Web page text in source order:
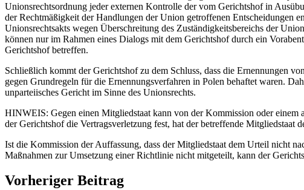
Unionsrechtsordnung jeder externen Kontrolle der vom Gerichtshof in
der Rechtmäßigkeit der Handlungen der Union getroffenen Entscheidungen
Unionsrechtsakts wegen Überschreitung des Zuständigkeitsbereichs der
können nur im Rahmen eines Dialogs mit dem Gerichtshof durch ein
Gerichtshof betreffen.
Schließlich kommt der Gerichtshof zu dem Schluss, dass die Ernennungen
gegen Grundregeln für die Ernennungsverfahren in Polen behaftet waren.
unparteiisches Gericht im Sinne des Unionsrechts.
HINWEIS: Gegen einen Mitgliedstaat kann von der Kommission oder einem
der Gerichtshof die Vertragsverletzung fest, hat der betreffende Mitgliedstaat
Ist die Kommission der Auffassung, dass der Mitgliedstaat dem Urteil nicht
Maßnahmen zur Umsetzung einer Richtlinie nicht mitgeteilt, kann der
Vorheriger Beitrag